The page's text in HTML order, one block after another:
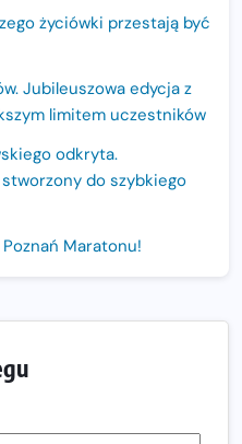
życiówki przestają być
Jubileuszowa edycja z
limitem uczestników
odkryta.
do szybkiego
Maratonu!
Bieg
trasę dzień po